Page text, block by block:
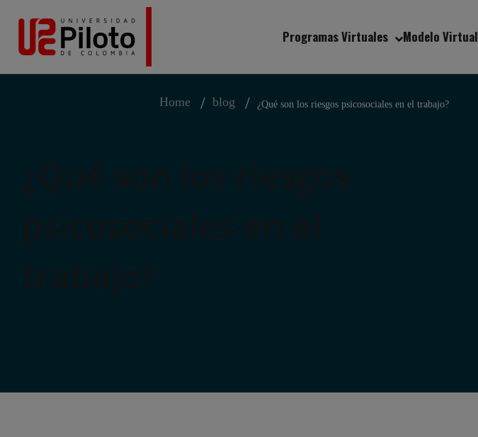
Programas Virtuales Modelo Virtual
Home blog ¿Qué son los riesgos psicosociales en el trabajo?